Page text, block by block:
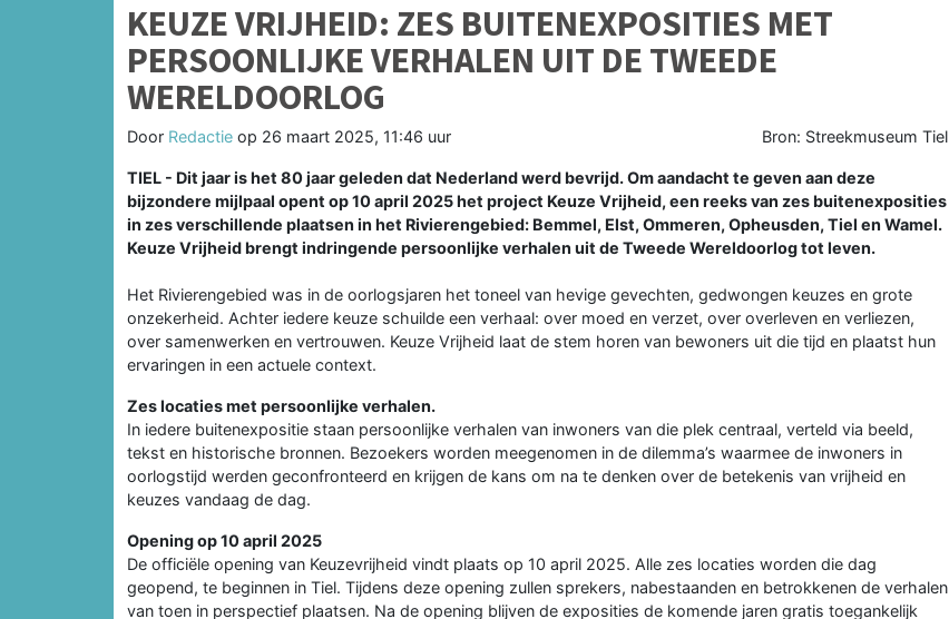
KEUZE VRIJHEID: ZES BUITENEXPOSITIES MET
PERSOONLIJKE VERHALEN UIT DE TWEEDE
WERELDOORLOG
Door Redactie op 26 maart 2025, 11:46 uur Bron: Streekmuseum Tiel
TIEL - Dit jaar is het 80 jaar geleden dat Nederland werd bevrijd. Om aandacht te geven aan deze
bijzondere mijlpaal opent op 10 april 2025 het project Keuze Vrijheid, een reeks van zes buitenexposities
in zes verschillende plaatsen in het Rivierengebied: Bemmel, Elst, Ommeren, Opheusden, Tiel en Wamel.
Keuze Vrijheid brengt indringende persoonlijke verhalen uit de Tweede Wereldoorlog tot leven.
Het Rivierengebied was in de oorlogsjaren het toneel van hevige gevechten, gedwongen keuzes en grote
onzekerheid. Achter iedere keuze schuilde een verhaal: over moed en verzet, over overleven en verliezen,
over samenwerken en vertrouwen. Keuze Vrijheid laat de stem horen van bewoners uit die tijd en plaatst hun
ervaringen in een actuele context.
Zes locaties met persoonlijke verhalen.
In iedere buitenexpositie staan persoonlijke verhalen van inwoners van die plek centraal, verteld via beeld,
tekst en historische bronnen. Bezoekers worden meegenomen in de dilemma’s waarmee de inwoners in
oorlogstijd werden geconfronteerd en krijgen de kans om na te denken over de betekenis van vrijheid en
keuzes vandaag de dag.
Opening op 10 april 2025
De officiële opening van Keuzevrijheid vindt plaats op 10 april 2025. Alle zes locaties worden die dag
geopend, te beginnen in Tiel. Tijdens deze opening zullen sprekers, nabestaanden en betrokkenen de verhalen
van toen in perspectief plaatsen. Na de opening blijven de exposities de komende jaren gratis toegankelijk